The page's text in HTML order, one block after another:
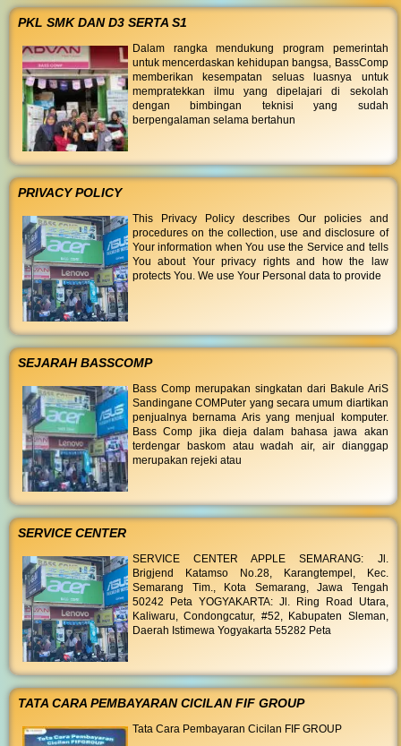
PKL SMK DAN D3 SERTA S1
Dalam rangka mendukung program pemerintah
untuk mencerdaskan kehidupan bangsa, BassComp
memberikan kesempatan seluas luasnya untuk
mempratekkan ilmu yang dipelajari di sekolah
dengan bimbingan teknisi yang sudah
berpengalaman selama bertahun
PRIVACY POLICY
This Privacy Policy describes Our policies and
procedures on the collection, use and disclosure of
Your information when You use the Service and tells
You about Your privacy rights and how the law
protects You. We use Your Personal data to provide
SEJARAH BASSCOMP
Bass Comp merupakan singkatan dari Bakule AriS
Sandingane COMPuter yang secara umum diartikan
penjualnya bernama Aris yang menjual komputer.
Bass Comp jika dieja dalam bahasa jawa akan
terdengar baskom atau wadah air, air dianggap
merupakan rejeki atau
SERVICE CENTER
SERVICE CENTER APPLE SEMARANG: Jl.
Brigjend Katamso No.28, Karangtempel, Kec.
Semarang Tim., Kota Semarang, Jawa Tengah
50242 Peta YOGYAKARTA: Jl. Ring Road Utara,
Kaliwaru, Condongcatur, #52, Kabupaten Sleman,
Daerah Istimewa Yogyakarta 55282 Peta
TATA CARA PEMBAYARAN CICILAN FIF GROUP
Tata Cara Pembayaran Cicilan FIF GROUP